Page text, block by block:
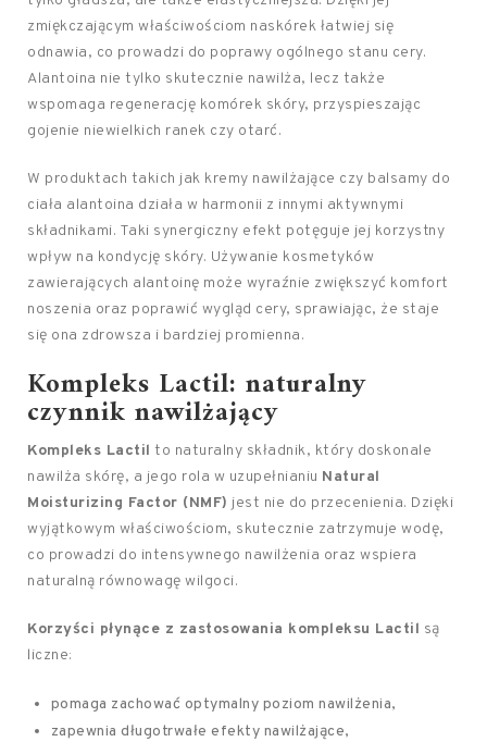
zmiękczającym właściwościom naskórek łatwiej się
odnawia, co prowadzi do poprawy ogólnego stanu cery.
Alantoina nie tylko skutecznie nawilża, lecz także
wspomaga regenerację komórek skóry, przyspieszając
gojenie niewielkich ranek czy otarć.
W produktach takich jak kremy nawilżające czy balsamy do
ciała alantoina działa w harmonii z innymi aktywnymi
składnikami. Taki synergiczny efekt potęguje jej korzystny
wpływ na kondycję skóry. Używanie kosmetyków
zawierających alantoinę może wyraźnie zwiększyć komfort
noszenia oraz poprawić wygląd cery, sprawiając, że staje
się ona zdrowsza i bardziej promienna.
Kompleks Lactil: naturalny
czynnik nawilżający
Kompleks Lactil to naturalny składnik, który doskonale
nawilża skórę, a jego rola w uzupełnianiu Natural
Moisturizing Factor (NMF) jest nie do przecenienia. Dzięki
wyjątkowym właściwościom, skutecznie zatrzymuje wodę,
co prowadzi do intensywnego nawilżenia oraz wspiera
naturalną równowagę wilgoci.
Korzyści płynące z zastosowania kompleksu Lactil są
liczne:
pomaga zachować optymalny poziom nawilżenia,
zapewnia długotrwałe efekty nawilżające,